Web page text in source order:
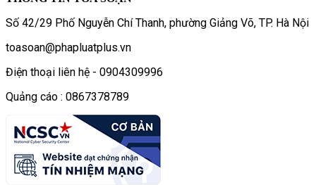
Số 42/29 Phố Nguyễn Chí Thanh, phường Giảng Võ, TP. Hà Nội
toasoan@phapluatplus.vn
Điện thoại liên hệ - 0904309996
Quảng cáo : 0867378789